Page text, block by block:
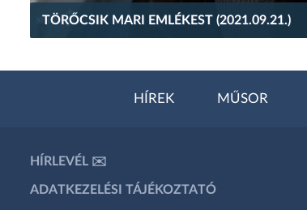
TÖRŐCSIK MARI EMLÉKEST (2021.09.21.)
HÍREK MŰSOR
HÍRLEVÉL ✉️
ADATKEZELÉSI TÁJÉKOZTATÓ